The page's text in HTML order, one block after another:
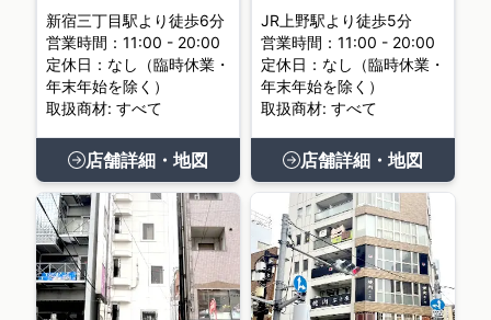
新宿三丁目駅より徒歩6分
営業時間：11:00 - 20:00
定休日：なし（臨時休業・
年末年始を除く）
取扱商材: すべて
店舗詳細・地図
JR上野駅より徒歩5分
営業時間：11:00 - 20:00
定休日：なし（臨時休業・
年末年始を除く）
取扱商材: すべて
店舗詳細・地図